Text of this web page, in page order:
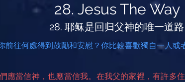
28. Jesus The Way
28. 耶稣是回归父神的唯一道路
前往何處得到鼓勵和安慰？你比較喜歡獨自一人
應當信神，也應當信我。在我父的家裡，有許多